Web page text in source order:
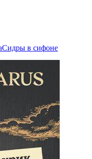
Сидры в сифоне